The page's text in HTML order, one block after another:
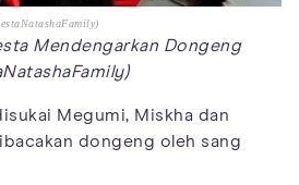
Mendengarkan Dongeng
Megumi, Miskha dan
dongeng oleh sang